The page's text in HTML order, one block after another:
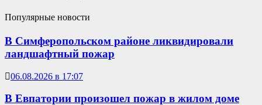
Популярные новости
В Симферопольском районе ликвидировали
ландшафтный пожар
06.08.2026 в 17:07
В Евпатории произошел пожар в жилом доме